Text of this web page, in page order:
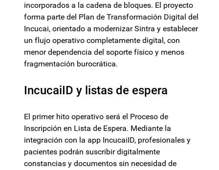
incorporados a la cadena de bloques. El proyecto
forma parte del Plan de Transformación Digital del
Incucai, orientado a modernizar Sintra y establecer
un flujo operativo completamente digital, con
menor dependencia del soporte físico y menos
fragmentación burocrática.
IncucaiID y listas de espera
El primer hito operativo será el Proceso de
Inscripción en Lista de Espera. Mediante la
integración con la app IncucaiID, profesionales y
pacientes podrán suscribir digitalmente
constancias y documentos sin necesidad de